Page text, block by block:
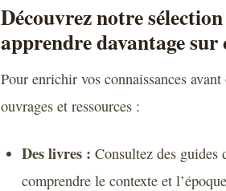
Découvrez notre
apprendre davantage sur
Pour enrichir vos connaissances
ouvrages et ressources :
Des livres : Consultez des guides
comprendre le contexte et